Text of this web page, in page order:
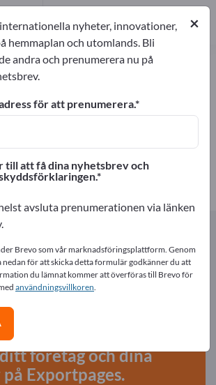
– hitta tillverkare
Tillverkare16
Distributörer
och drycker
gratis på Exportpages!
– Begagnade varor –
börja här
företag och dina
Exportpages.
×
nyheter, innovationer,
hemmaplan och utomlands. Bli
andra och prenumerera nu på
för att prenumerera.
till att få dina nyhetsbrev och
avsluta prenumerationen via länken
Brevo som vår marknadsföringsplattform. Genom
nedan för att skicka detta formulär godkänner du att
du lämnat kommer att överföras till Brevo för
användningsvillkoren.